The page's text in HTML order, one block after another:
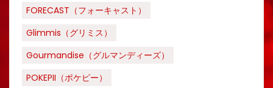
FORECAST（フォーキャスト）
Glimmis（グリミス）
Gourmandise（グルマンディーズ）
POKEPII（ポケピー）